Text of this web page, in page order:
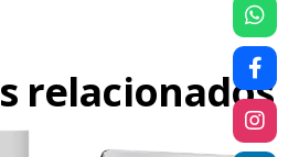
relacionados